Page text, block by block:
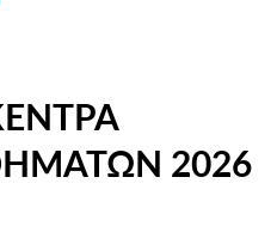
2026